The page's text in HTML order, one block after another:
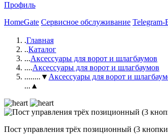
Профиль
HomeGate Сервисное обслуживание Telegram-
.Главная
..Каталог
...Аксессуары для ворот и шлагбаумов
....Аксессуары для ворот и шлагбаумов
........▼ Аксессуары для ворот и
...▲
Пост управления трёх позиционный (3